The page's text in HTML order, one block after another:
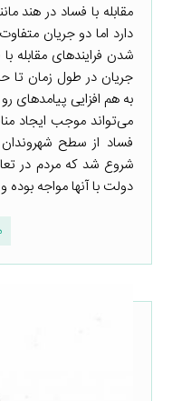
مقابله با فساد در هند
دارد اما دو جریان
شدن فرایندهای مقابله
جریان در طول زمان تا
به هم افزایی پیامدهای
می‌تواند موجب ایجاد
فساد از سطح شهروندان
شروع شد که مردم در
دولت با آنها مواجه بوده